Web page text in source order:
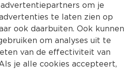
om je
te laten zien op
ook daarbuiten. Ook kunnen
om analyses uit te
van de effectiviteit van
je alle cookies accepteert,